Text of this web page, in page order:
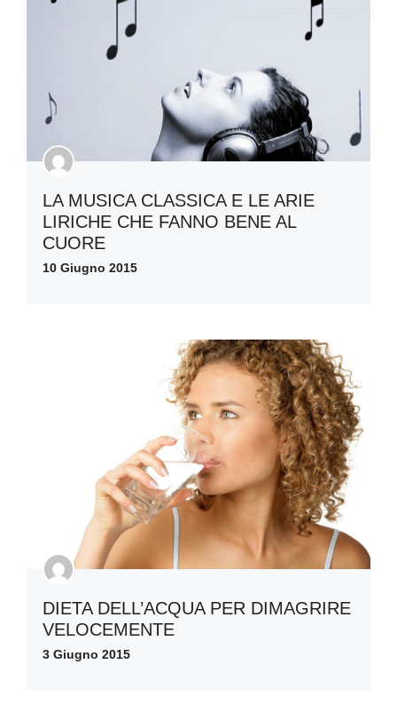
LA MUSICA CLASSICA E LE ARIE
LIRICHE CHE FANNO BENE AL
CUORE
10 Giugno 2015
DIETA DELL’ACQUA PER DIMAGRIRE
VELOCEMENTE
3 Giugno 2015